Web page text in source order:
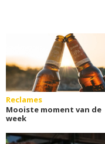
Reclames
Mooiste moment van de
week